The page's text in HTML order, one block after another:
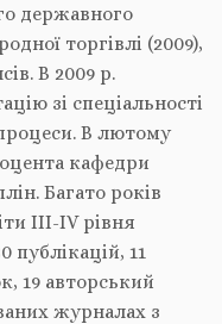
державного
торгівлі (2009),
В 2009 р.
зі спеціальності
процеси. В лютому
кафедри
Багато років
III-IV рівня
публікацій, 11
19 авторський
журналах з